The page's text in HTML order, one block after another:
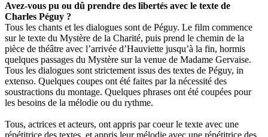
Avez-vous pu ou dû prendre des libertés avec le texte de
Charles Péguy ?
Tous les chants et les dialogues sont de Péguy. Le film commence
sur le texte du Mystère de la Charité, puis prend le chemin de la
pièce de théâtre avec l’arrivée d’Hauviette jusqu’à la fin, hormis
quelques passages du Mystère sur la venue de Madame Gervaise.
Tous les dialogues sont strictement issus des textes de Péguy, in
extenso. Quelques coupes ont été faites par la nécessité des
soustractions du montage. Quelques phrases ont été coupées pour
les besoins de la mélodie ou du rythme.
Tous, actrices et acteurs, ont appris par coeur le texte avec une